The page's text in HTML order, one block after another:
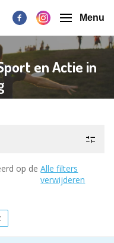
Menu
en Actie in
op de Alle filters
verwijderen